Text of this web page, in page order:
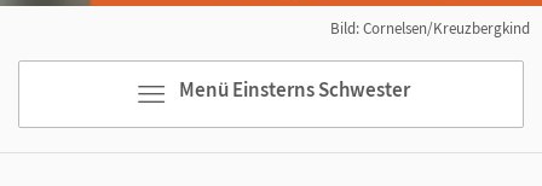
Menü Einsterns Schwester
Bild: Cornelsen/Kreuzbergkind